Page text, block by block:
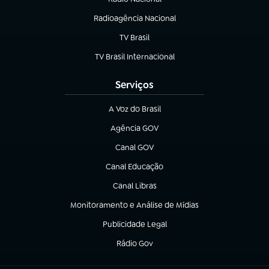
Radioagência Nacional
(abre em nova aba)
TV Brasil
(abre em nova aba)
TV Brasil Internacional
(abre em nova aba)
Serviços
A Voz do Brasil
(abre em nova aba)
Agência GOV
(abre em nova aba)
Canal GOV
(abre em nova aba)
Canal Educação
(abre em nova aba)
Canal Libras
(abre em nova aba)
Monitoramento e Análise de Mídias
(abre em nova aba)
Publicidade Legal
(abre em nova aba)
Rádio Gov
(abre em nova aba)